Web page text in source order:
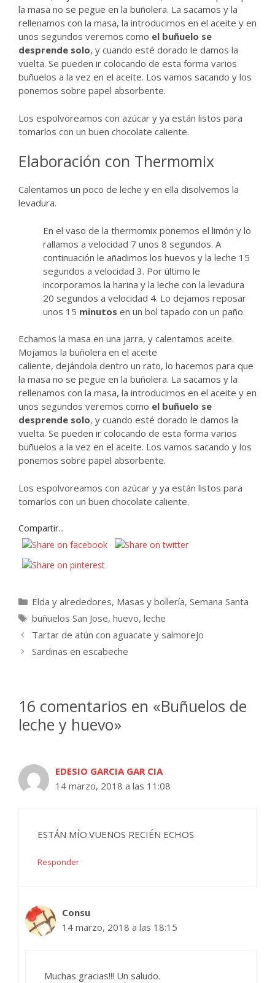
la masa no se pegue en la buñolera. La sacamos y la
rellenamos con la masa, la introducimos en el aceite y en
unos segundos veremos como el buñuelo se
desprende solo, y cuando esté dorado le damos la
vuelta. Se pueden ir colocando de esta forma varios
buñuelos a la vez en el aceite. Los vamos sacando y los
ponemos sobre papel absorbente.
Los espolvoreamos con azúcar y ya están listos para
tomarlos con un buen chocolate caliente.
Elaboración con Thermomix
Calentamos un poco de leche y en ella disolvemos la
levadura.
En el vaso de la thermomix ponemos el limón y lo
rallamos a velocidad 7 unos 8 segundos. A
continuación le añadimos los huevos y la leche 15
segundos a velocidad 3. Por último le
incorporamos la harina y la leche con la levadura
20 segundos a velocidad 4. Lo dejamos reposar
unos 15 minutos en un bol tapado con un paño.
Echamos la masa en una jarra, y calentamos aceite.
Mojamos la buñolera en el aceite
caliente, dejándola dentro un rato, lo hacemos para que
la masa no se pegue en la buñolera. La sacamos y la
rellenamos con la masa, la introducimos en el aceite y en
unos segundos veremos como el buñuelo se
desprende solo, y cuando esté dorado le damos la
vuelta. Se pueden ir colocando de esta forma varios
buñuelos a la vez en el aceite. Los vamos sacando y los
ponemos sobre papel absorbente.
Los espolvoreamos con azúcar y ya están listos para
tomarlos con un buen chocolate caliente.
Compartir...
Categorías
Elda y alrededores, Masas y bollería, Semana Santa
Etiquetas
buñuelos San Jose, huevo, leche
Tartar de atún con aguacate y salmorejo
Sardinas en escabeche
16 comentarios en «Buñuelos de
leche y huevo»
EDESIO GARCIA GAR CIA
14 marzo, 2018 a las 11:08
ESTÁN MÍO.VUENOS RECIÉN ECHOS
Responder
Consu
14 marzo, 2018 a las 18:15
Muchas gracias!!! Un saludo.